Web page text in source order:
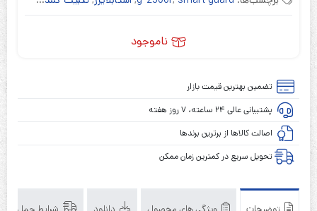
ناموجود
تضمین بهترین قیمت بازار
پشتیبانی عالی ۲۴ ساعته، ۷ روز هفته
اصالت کالاها از برترین برندها
تحویل سریع در کمترین زمان ممکن